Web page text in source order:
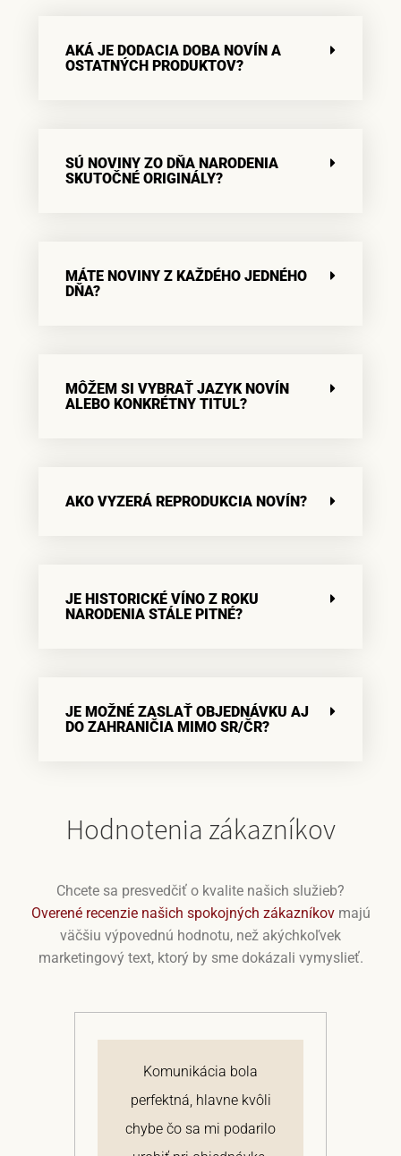
AKÁ JE DODACIA DOBA NOVÍN A
OSTATNÝCH PRODUKTOV?
SÚ NOVINY ZO DŇA NARODENIA
SKUTOČNÉ ORIGINÁLY?
MÁTE NOVINY Z KAŽDÉHO JEDNÉHO
DŇA?
MÔŽEM SI VYBRAŤ JAZYK NOVÍN
ALEBO KONKRÉTNY TITUL?
AKO VYZERÁ REPRODUKCIA NOVÍN?
JE HISTORICKÉ VÍNO Z ROKU
NARODENIA STÁLE PITNÉ?
JE MOŽNÉ ZASLAŤ OBJEDNÁVKU AJ
DO ZAHRANIČIA MIMO SR/ČR?
Hodnotenia zákazníkov
Chcete sa presvedčiť o kvalite našich služieb?
Overené recenzie našich spokojných zákazníkovmajú
väčšiu výpovednú hodnotu, než akýchkoľvek
marketingový text, ktorý by sme dokázali vymyslieť.
Predajca ma deň po
objednaní tovaru
telefonicky kontaktoval a